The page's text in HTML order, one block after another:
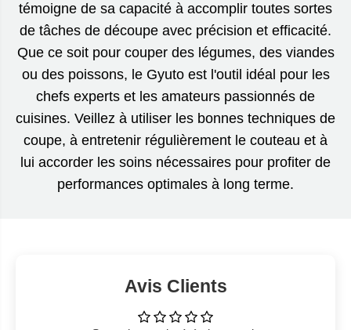
témoigne de sa capacité à accomplir toutes sortes
de tâches de découpe avec précision et efficacité.
Que ce soit pour couper des légumes, des viandes
ou des poissons, le Gyuto est l'outil idéal pour les
chefs experts et les amateurs passionnés de
cuisines. Veillez à utiliser les bonnes techniques de
coupe, à entretenir régulièrement le couteau et à
lui accorder les soins nécessaires pour profiter de
performances optimales à long terme.
Avis Clients